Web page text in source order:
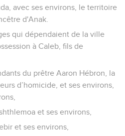
avec ses environs, le territoire
d'Anak.
qui dépendaient de la ville
à Caleb, fils de
du prêtre Aaron Hébron, la
d’homicide, et ses environs,
et ses environs,
et ses environs,